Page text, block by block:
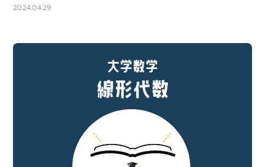
2024.04.29